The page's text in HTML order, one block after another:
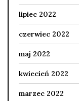
lipiec 2022
czerwiec 2022
maj 2022
kwiecień 2022
marzec 2022